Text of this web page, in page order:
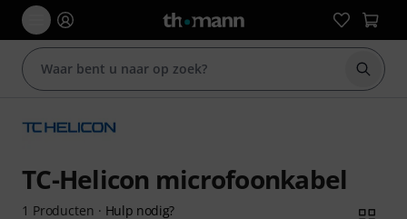
Zoek
TC-Helicon microfoonkabel
1 Producten · Hulp nodig?